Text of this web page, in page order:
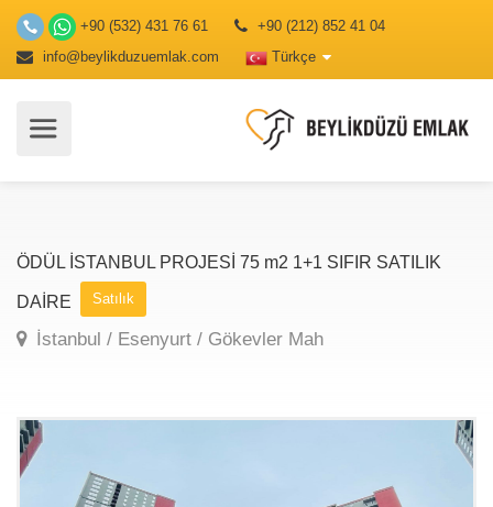
+90 (532) 431 76 61
+90 (212) 852 41 04
info@beylikduzuemlak.com
Türkçe
ÖDÜL İSTANBUL PROJESİ 75 m2 1+1 SIFIR SATILIK
DAİRE Satılık
İstanbul / Esenyurt / Gökevler Mah